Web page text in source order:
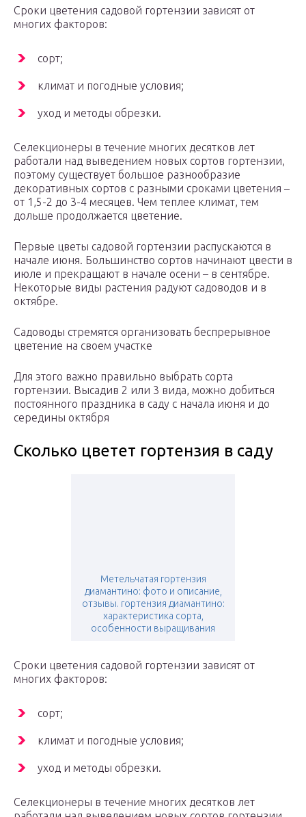
Сроки цветения садовой гортензии зависят от
многих факторов:
сорт;
климат и погодные условия;
уход и методы обрезки.
Селекционеры в течение многих десятков лет
работали над выведением новых сортов гортензии,
поэтому существует большое разнообразие
декоративных сортов с разными сроками цветения –
от 1,5-2 до 3-4 месяцев. Чем теплее климат, тем
дольше продолжается цветение.
Первые цветы садовой гортензии распускаются в
начале июня. Большинство сортов начинают цвести в
июле и прекращают в начале осени – в сентябре.
Некоторые виды растения радуют садоводов и в
октябре.
Садоводы стремятся организовать беспрерывное
цветение на своем участке
Для этого важно правильно выбрать сорта
гортензии. Высадив 2 или 3 вида, можно добиться
постоянного праздника в саду с начала июня и до
середины октября
Сколько цветет гортензия в саду
Метельчатая гортензия
диамантино: фото и описание,
отзывы. гортензия диамантино:
характеристика сорта,
особенности выращивания
Сроки цветения садовой гортензии зависят от
многих факторов:
сорт;
климат и погодные условия;
уход и методы обрезки.
Селекционеры в течение многих десятков лет